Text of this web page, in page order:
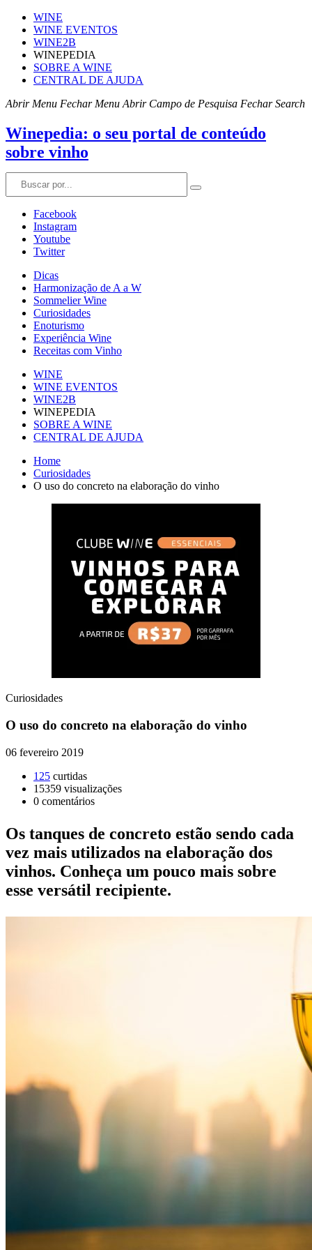
WINE
WINE EVENTOS
WINE2B
WINEPEDIA
SOBRE A WINE
CENTRAL DE AJUDA
Abrir Menu Fechar Menu Abrir Campo de Pesquisa Fechar Search
Winepedia: o seu portal de conteúdo
sobre vinho
Facebook
Instagram
Youtube
Twitter
Dicas
Harmonização de A a W
Sommelier Wine
Curiosidades
Enoturismo
Experiência Wine
Receitas com Vinho
WINE
WINE EVENTOS
WINE2B
WINEPEDIA
SOBRE A WINE
CENTRAL DE AJUDA
Home
Curiosidades
O uso do concreto na elaboração do vinho
Curiosidades
O uso do concreto na elaboração do vinho
06 fevereiro 2019
125 curtidas
15359 visualizações
0 comentários
Os tanques de concreto estão sendo cada
vez mais utilizados na elaboração dos
vinhos. Conheça um pouco mais sobre
esse versátil recipiente.